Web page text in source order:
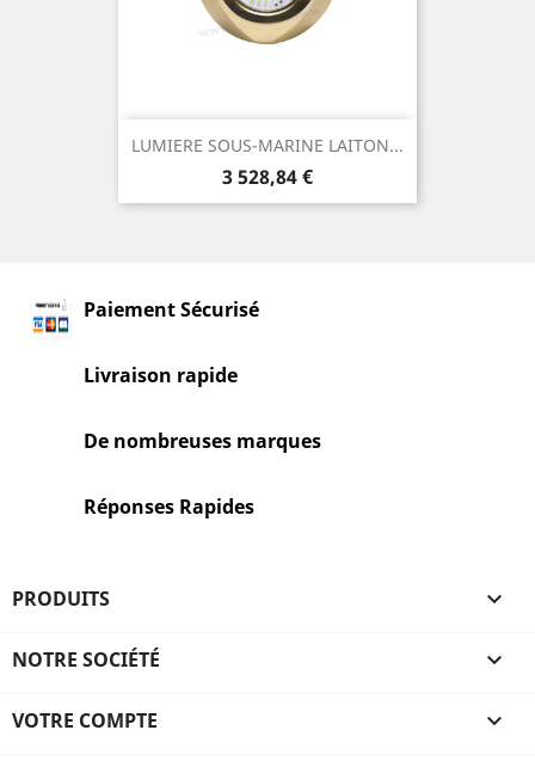
LUMIERE SOUS-MARINE LAITON...
Prix
3 528,84 €
Paiement Sécurisé
Livraison rapide
De nombreuses marques
Réponses Rapides
PRODUITS 
NOTRE SOCIÉTÉ 
VOTRE COMPTE 